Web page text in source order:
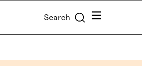
Search Menu